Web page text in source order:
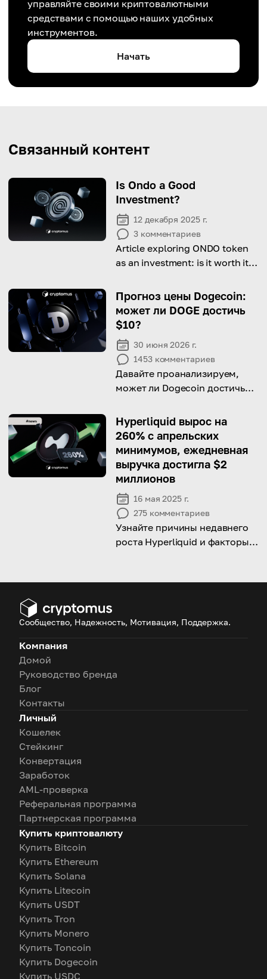
управляйте своими криптовалютными
средствами с помощью наших удобных
инструментов.
Начать
Связанный контент
Is Ondo a Good
Investment?
12 декабря 2025 г.
3 комментариев
Article exploring ONDO token
as an investment: is it worth it
doing it.
Прогноз цены Dogecoin:
может ли DOGE достичь
$10?
30 июня 2026 г.
1453 комментариев
Давайте проанализируем,
может ли Dogecoin достичь
Hyperliquid вырос на
260% с апрельских
минимумов, ежедневная
выручка достигла $2
миллионов
16 мая 2025 г.
275 комментариев
Узнайте причины недавнего
роста Hyperliquid и факторы,
Сообщество, Надежность, Мотивация, Поддержка.
Компания
Домой
Руководство бренда
Блог
Контакты
Личный
Кошелек
Стейкинг
Конвертация
Заработок
AML-проверка
Реферальная программа
Партнерская программа
Купить криптовалюту
Купить Bitcoin
Купить Ethereum
Купить Solana
Купить Litecoin
Купить USDT
Купить Tron
Купить Monero
Купить Toncoin
Купить Dogecoin
Купить USDC